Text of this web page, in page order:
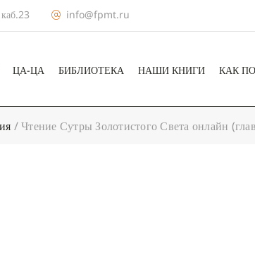
info@fpmt.ru
ЦА-ЦА БИБЛИОТЕКА НАШИ КНИГИ КАК
/Чтение Сутры Золотистого Света онлайн